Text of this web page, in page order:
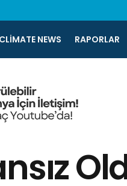
CLIMATE NEWS RAPORLAR